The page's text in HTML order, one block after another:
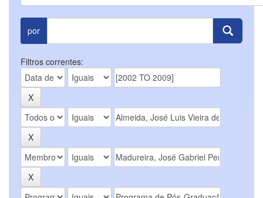
por
Filtros correntes: